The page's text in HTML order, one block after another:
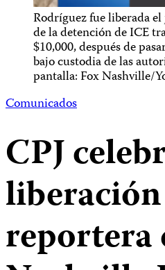
Rodríguez fue liberada
de la detención de ICE
$10,000, después de
bajo custodia de las
pantalla: Fox Nashville/
Comunicados
CPJ
reportera